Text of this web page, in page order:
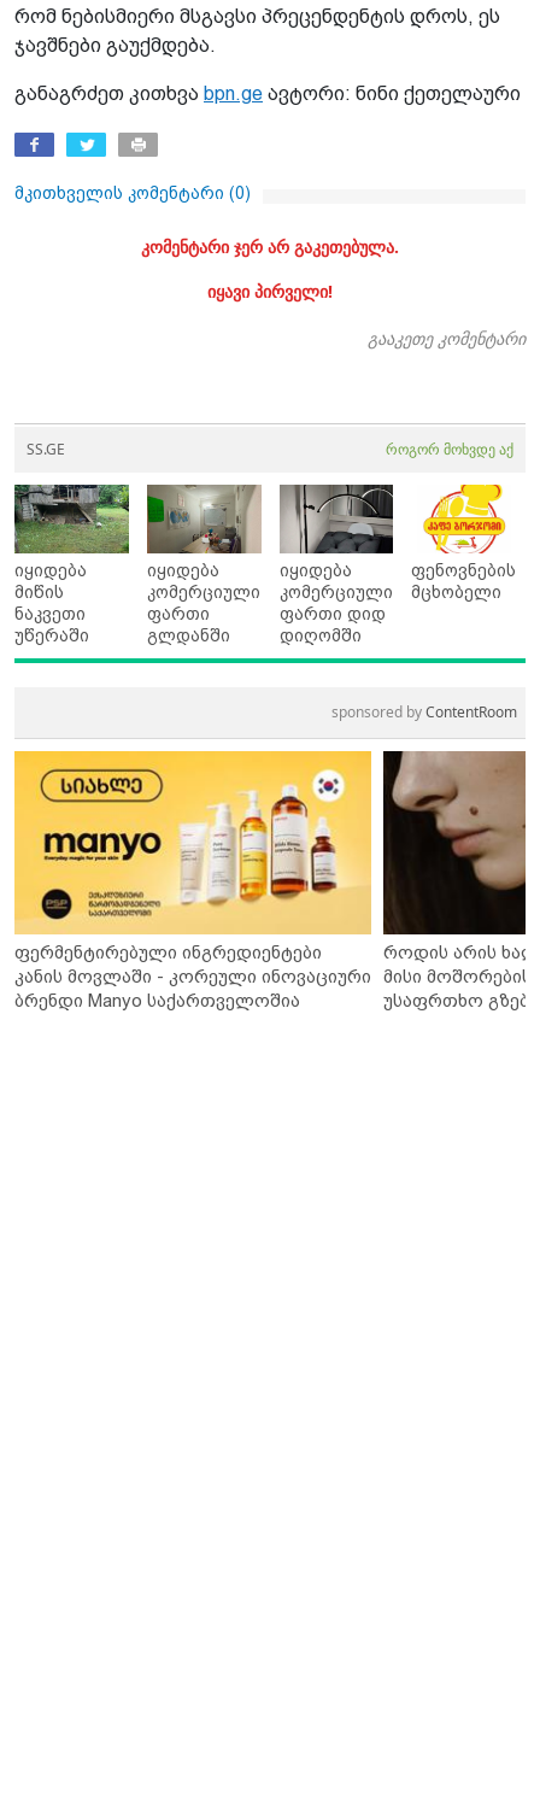
რომ ნებისმიერი მსგავსი პრეცენდენტის დროს, ეს
ჯავშნები გაუქმდება.
განაგრძეთ კითხვა bpn.ge ავტორი: ნინი ქეთელაური
მკითხველის კომენტარი (0)
კომენტარი ჯერ არ გაკეთებულა.
იყავი პირველი!
გააკეთე კომენტარი
SS.GE როგორ მოხვდე აქ
იყიდება
მიწის
ნაკვეთი
უწერაში
იყიდება
კომერციული
ფართი
გლდანში
იყიდება
კომერციული
ფართი დიდ
დიღომში
ფენოვნების
მცხობელი
sponsored byContentRoom
ფერმენტირებული ინგრედიენტები
კანის მოვლაში - კორეული ინოვაციური
ბრენდი Manyo საქართველოშია
როდის არის
მისი მოშორების
უსაფრთხო გზები